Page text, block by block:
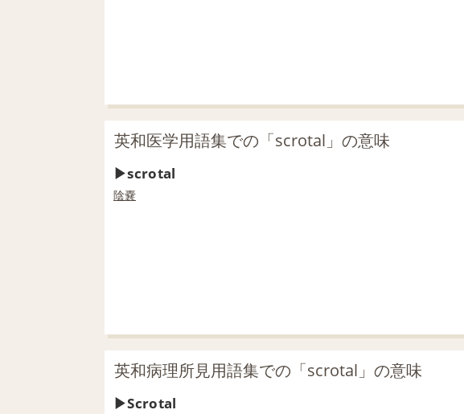
英和医学用語集での「scrotal」の意味
scrotal
陰嚢
英和病理所見用語集での「scrotal」の意味
Scrotal